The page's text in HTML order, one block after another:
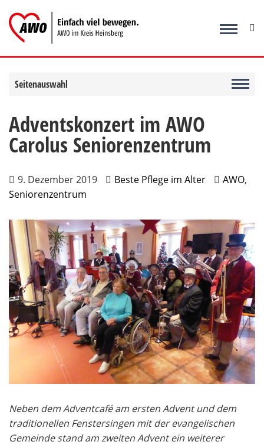
Inhalt
springen
Seitenauswahl
Adventskonzert im AWO
Carolus Seniorenzentrum
9. Dezember 2019 Beste Pflege im Alter AWO,
Seniorenzentrum
Neben dem Adventcafé am ersten Advent und dem
traditionellen Fenstersingen mit der evangelischen
Gemeinde stand am zweiten Advent ein weiterer